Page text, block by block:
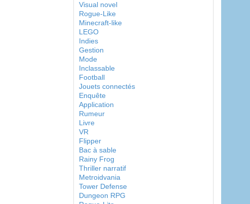
Visual novel
Rogue-Like
Minecraft-like
LEGO
Indies
Gestion
Mode
Inclassable
Football
Jouets connectés
Enquête
Application
Rumeur
Livre
VR
Flipper
Bac à sable
Rainy Frog
Thriller narratif
Metroidvania
Tower Defense
Dungeon RPG